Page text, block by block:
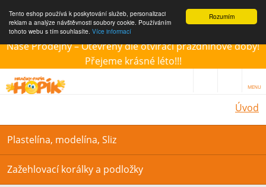
Rozumím
Tento eshop používá k poskytování služeb, personalizaci
reklam a analýze návštěvnosti soubory cookie. Používáním
tohoto webu s tím souhlasíte. Více informací
Naše Prodejny – Otevřeny dle otvírací prázdninové doby!
Přejeme krásné léto!!!
MENU
Úvod
Plastelína, modelína, Sliz
Zažehlovací korálky a podložky